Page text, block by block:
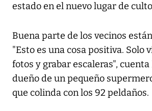
estado en el nuevo lugar de
Buena parte de los vecinos
"Esto es una cosa positiva. Solo
fotos y grabar escaleras", cuenta
dueño de un pequeño
que colinda con los 92 peldaños.